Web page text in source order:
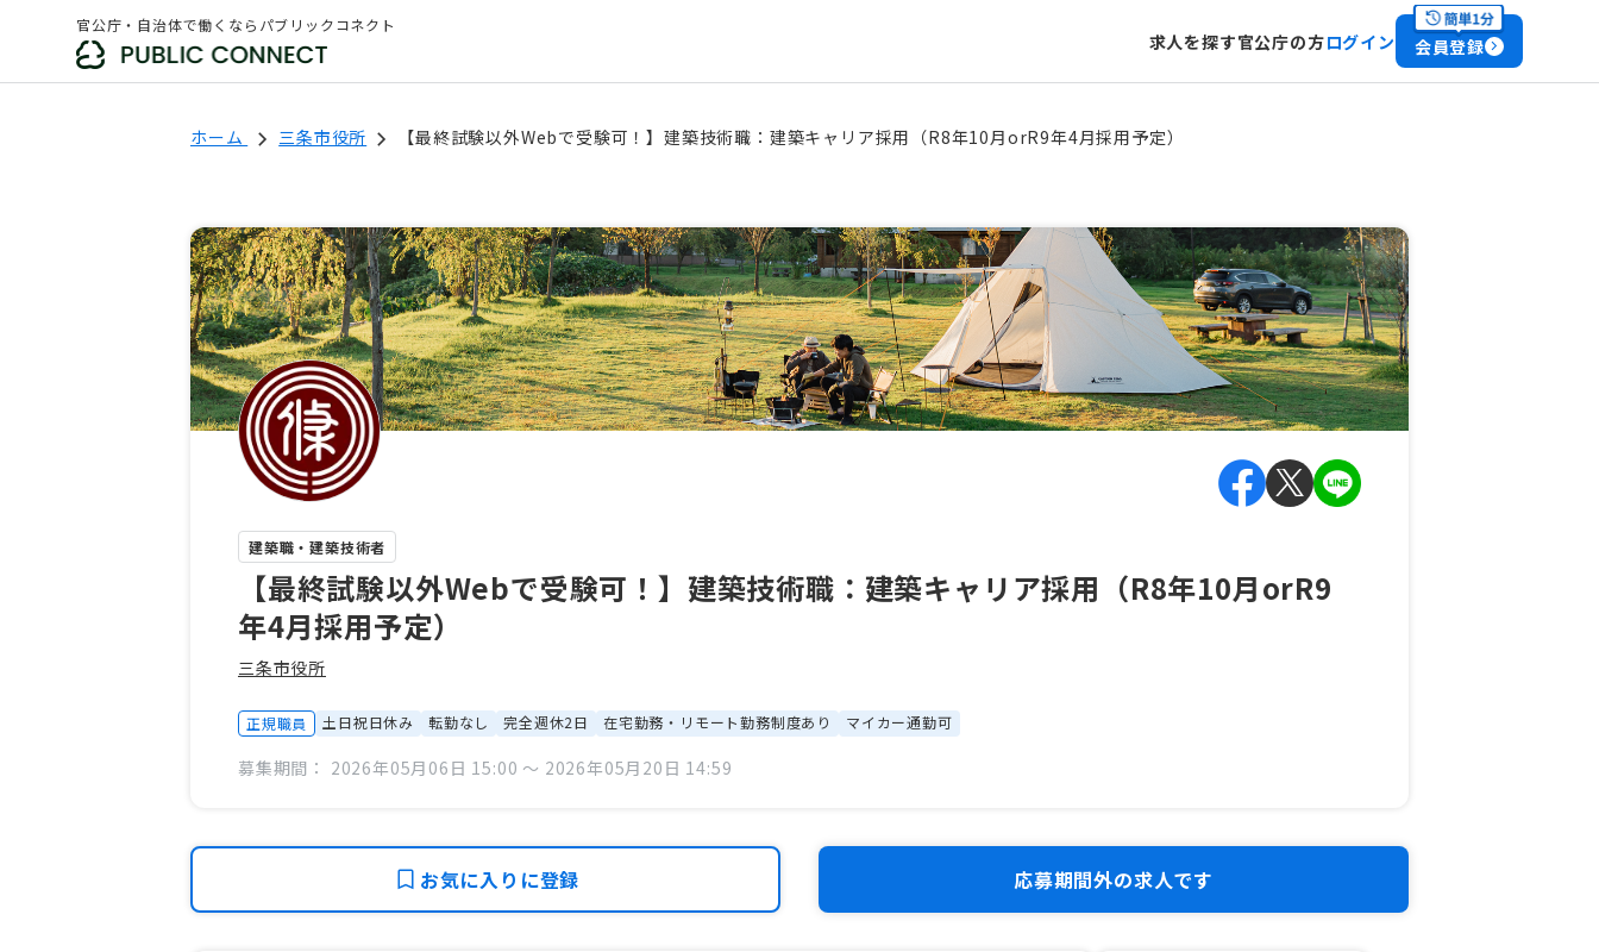
官公庁・自治体で働くならパブリックコネクト
求人を探す官公庁の方ログイン 会員登録
ホーム 三条市役所 【最終試験以外Webで受験可！】建築技術職：建築キャリア採用（R8年10月orR9年4月採用予定）
建築職・建築技術者
【最終試験以外Webで受験可！】建築技術職：建築キャリア採用（R8年10月orR9
年4月採用予定）
三条市役所
正規職員 土日祝日休み 転勤なし 完全週休2日 在宅勤務・リモート勤務制度あり マイカー通勤可
募集期間： 2026年05月06日 15:00 〜 2026年05月20日 14:59
応募期間外の求人です
お気に入りに登録